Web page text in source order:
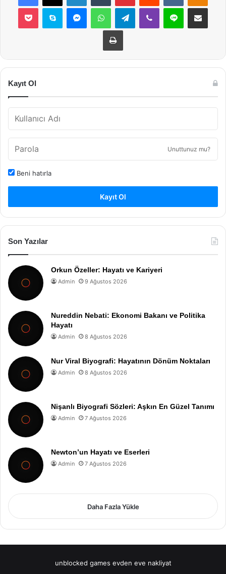
Pocket Skype MessengerWhatsAppTelegramViber Line E-Posta ile
Yazdır
Kayıt Ol
Unuttunuz mu?
Beni hatırla
Kayıt Ol
Son Yazılar
Orkun Özeller: Hayatı ve Kariyeri
Admin 9 Ağustos 2026
Nureddin Nebati: Ekonomi Bakanı ve Politika
Hayatı
Admin 8 Ağustos 2026
Nur Viral Biyografi: Hayatının Dönüm Noktaları
Admin 8 Ağustos 2026
Nişanlı Biyografi Sözleri: Aşkın En Güzel Tanımı
Admin 7 Ağustos 2026
Newton’un Hayatı ve Eserleri
Admin 7 Ağustos 2026
Daha Fazla Yükle
unblocked games evden eve nakliyat